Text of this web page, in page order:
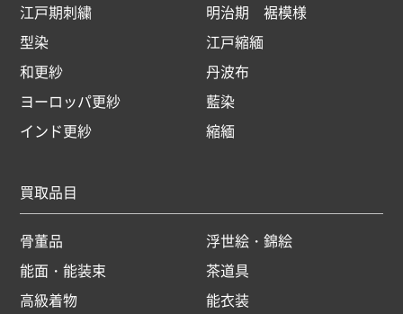
江戸期刺繍
明治期 裾模様
型染
江戸縮緬
和更紗
丹波布
ヨーロッパ更紗
藍染
インド更紗
縮緬
買取品目
骨董品
浮世絵・錦絵
能面・能装束
茶道具
高級着物
能衣装